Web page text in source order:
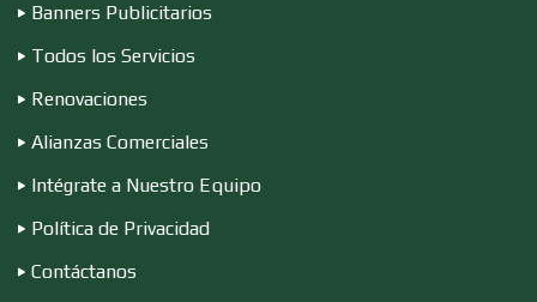
Construcciones en General
Contadores
Control de Plagas
Banners Publicitarios
Todos los Servicios
Renovaciones
Alianzas Comerciales
Intégrate a Nuestro Equipo
Política de Privacidad
Contáctanos